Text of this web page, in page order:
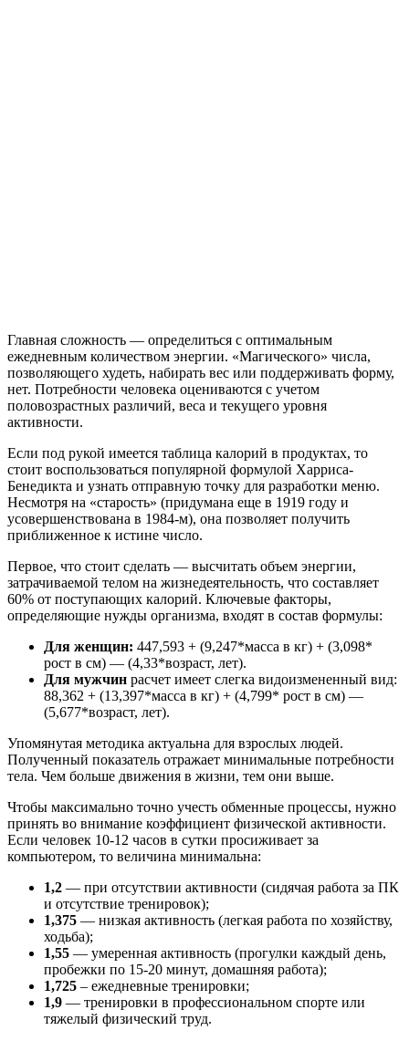
Главная сложность — определиться с оптимальным
ежедневным количеством энергии. «Магического» числа,
позволяющего худеть, набирать вес или поддерживать форму,
нет. Потребности человека оцениваются с учетом
половозрастных различий, веса и текущего уровня
активности.
Если под рукой имеется таблица калорий в продуктах, то
стоит воспользоваться популярной формулой Харриса-
Бенедикта и узнать отправную точку для разработки меню.
Несмотря на «старость» (придумана еще в 1919 году и
усовершенствована в 1984-м), она позволяет получить
приближенное к истине число.
Первое, что стоит сделать — высчитать объем энергии,
затрачиваемой телом на жизнедеятельность, что составляет
60% от поступающих калорий. Ключевые факторы,
определяющие нужды организма, входят в состав формулы:
Для женщин: 447,593 + (9,247*масса в кг) + (3,098*
рост в см) — (4,33*возраст, лет).
Для мужчин расчет имеет слегка видоизмененный вид:
88,362 + (13,397*масса в кг) + (4,799* рост в см) —
(5,677*возраст, лет).
Упомянутая методика актуальна для взрослых людей.
Полученный показатель отражает минимальные потребности
тела. Чем больше движения в жизни, тем они выше.
Чтобы максимально точно учесть обменные процессы, нужно
принять во внимание коэффициент физической активности.
Если человек 10-12 часов в сутки просиживает за
компьютером, то величина минимальна:
1,2 — при отсутствии активности (сидячая работа за ПК
и отсутствие тренировок);
1,375 — низкая активность (легкая работа по хозяйству,
ходьба);
1,55 — умеренная активность (прогулки каждый день,
пробежки по 15-20 минут, домашняя работа);
1,725 – ежедневные тренировки;
1,9 — тренировки в профессиональном спорте или
тяжелый физический труд.